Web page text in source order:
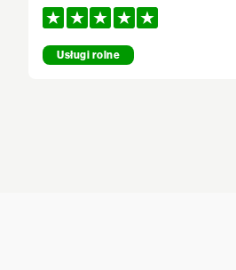
Usługi rolne